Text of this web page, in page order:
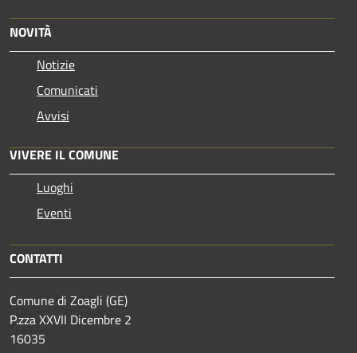
NOVITÀ
Notizie
Comunicati
Avvisi
VIVERE IL COMUNE
Luoghi
Eventi
CONTATTI
Comune di Zoagli (GE)
P.zza XXVII Dicembre 2
16035